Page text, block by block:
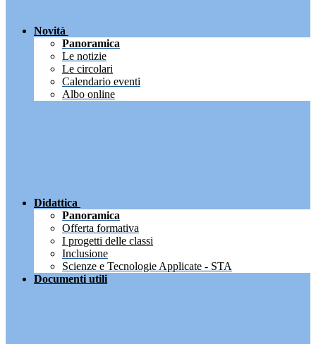
Novità
Panoramica
Le notizie
Le circolari
Calendario eventi
Albo online
Didattica
Panoramica
Offerta formativa
I progetti delle classi
Inclusione
Scienze e Tecnologie Applicate - STA
Documenti utili